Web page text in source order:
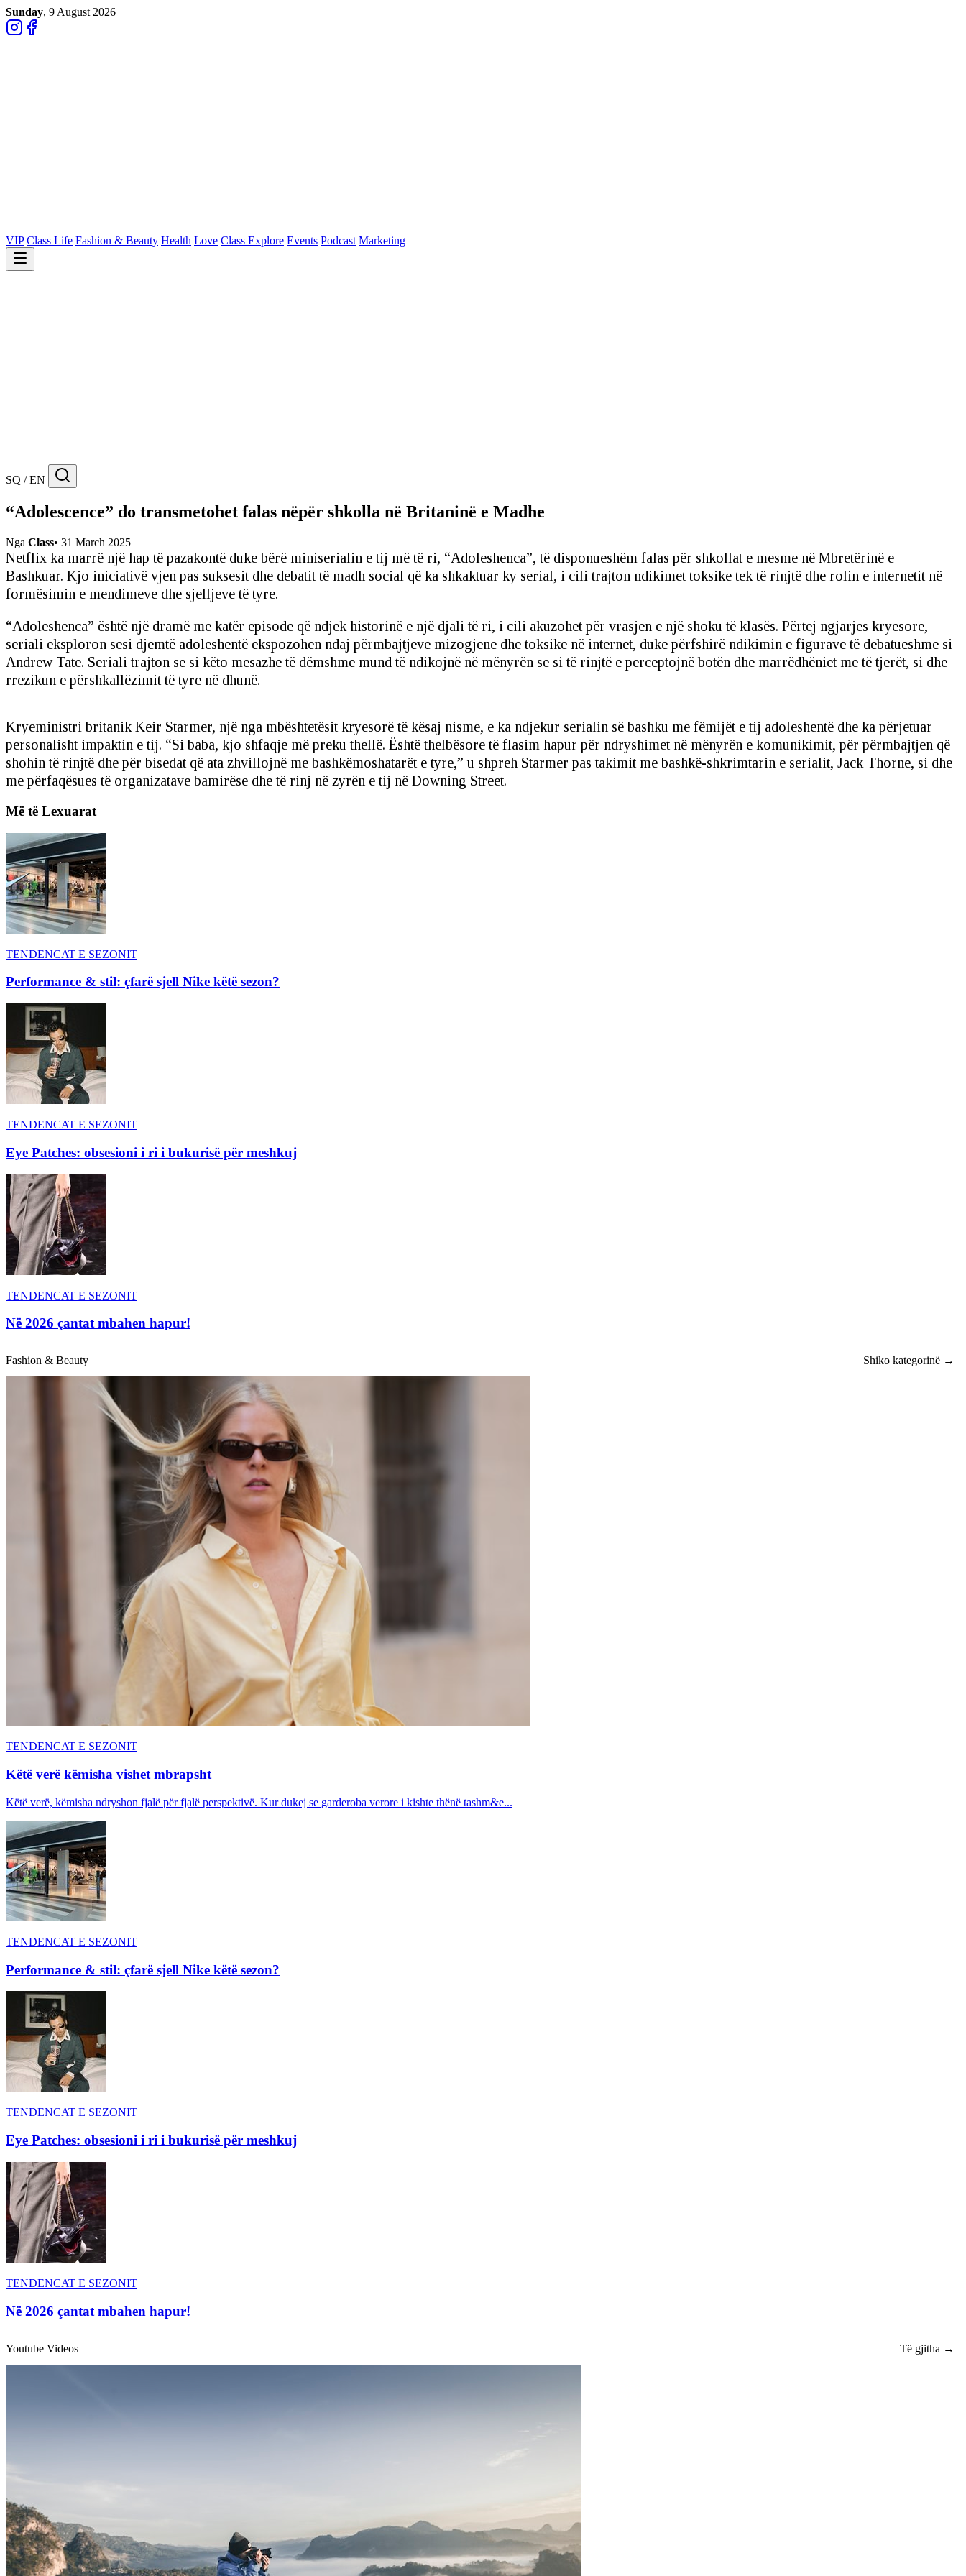
Sunday, 9 August 2026
VIP Class Life Fashion & Beauty Health Love Class Explore Events Podcast Marketing
SQ / EN
“Adolescence” do transmetohet falas nëpër shkolla në Britaninë e Madhe
Nga Class• 31 March 2025
Netflix ka marrë një hap të pazakontë duke bërë miniserialin e tij më të ri, “Adoleshenca”, të disponueshëm falas për shkollat e mesme në Mbretërinë e
Bashkuar. Kjo iniciativë vjen pas suksesit dhe debatit të madh social që ka shkaktuar ky serial, i cili trajton ndikimet toksike tek të rinjtë dhe rolin e internetit në
formësimin e mendimeve dhe sjelljeve të tyre.
“Adoleshenca” është një dramë me katër episode që ndjek historinë e një djali të ri, i cili akuzohet për vrasjen e një shoku të klasës. Përtej ngjarjes kryesore,
seriali eksploron sesi djemtë adoleshentë ekspozohen ndaj përmbajtjeve mizogjene dhe toksike në internet, duke përfshirë ndikimin e figurave të debatueshme si
Andrew Tate. Seriali trajton se si këto mesazhe të dëmshme mund të ndikojnë në mënyrën se si të rinjtë e perceptojnë botën dhe marrëdhëniet me të tjerët, si dhe
rrezikun e përshkallëzimit të tyre në dhunë.
Kryeministri britanik Keir Starmer, një nga mbështetësit kryesorë të kësaj nisme, e ka ndjekur serialin së bashku me fëmijët e tij adoleshentë dhe ka përjetuar
personalisht impaktin e tij. “Si baba, kjo shfaqje më preku thellë. Është thelbësore të flasim hapur për ndryshimet në mënyrën e komunikimit, për përmbajtjen që
shohin të rinjtë dhe për bisedat që ata zhvillojnë me bashkëmoshatarët e tyre,” u shpreh Starmer pas takimit me bashkë-shkrimtarin e serialit, Jack Thorne, si dhe
me përfaqësues të organizatave bamirëse dhe të rinj në zyrën e tij në Downing Street.
Më të Lexuarat
TENDENCAT E SEZONIT
Performance & stil: çfarë sjell Nike këtë sezon?
TENDENCAT E SEZONIT
Eye Patches: obsesioni i ri i bukurisë për meshkuj
TENDENCAT E SEZONIT
Në 2026 çantat mbahen hapur!
Fashion & Beauty Shiko kategorinë →
TENDENCAT E SEZONIT
Këtë verë këmisha vishet mbrapsht
Këtë verë, këmisha ndryshon fjalë për fjalë perspektivë. Kur dukej se garderoba verore i kishte thënë tashm&e...
TENDENCAT E SEZONIT
Performance & stil: çfarë sjell Nike këtë sezon?
TENDENCAT E SEZONIT
Eye Patches: obsesioni i ri i bukurisë për meshkuj
TENDENCAT E SEZONIT
Në 2026 çantat mbahen hapur!
Youtube Videos Të gjitha →